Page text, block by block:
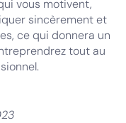
vous motivent,
sincèrement et
ce qui donnera un
tout au